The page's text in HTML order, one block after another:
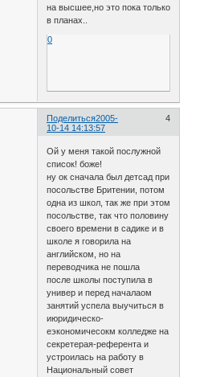
на высшее,но это пока только
в планах..
0
Поделиться 4
2005-
10-14 14:13:57
Ой у меня такой послужной
список! боже!
ну ок сначала был детсад при
посольстве Бритении, потом
одна из школ, так же при этом
посольстве, так что половину
своего времени в садике и в
школе я говорила на
английском, но на
переводчика не пошла
после школы поступила в
универ и перед началаом
занятий успела выучиться в
июридическо-
еэкономичесокм колледже на
секретерая-референта и
устроилась на работу в
Национальный совет